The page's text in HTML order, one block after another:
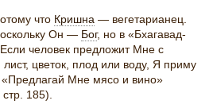
что Кришна — вегетарианец.
Он — Бог, но в «Бхагавад-
человек предложит Мне с
цветок, плод или воду, Я приму
«Предлагай Мне мясо и вино»
185).